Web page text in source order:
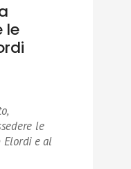
le
le
Elordi e al